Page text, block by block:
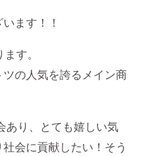
ます！！
す。
の人気を誇るメイン商
あり、とても嬉しい気
会に貢献したい！そう